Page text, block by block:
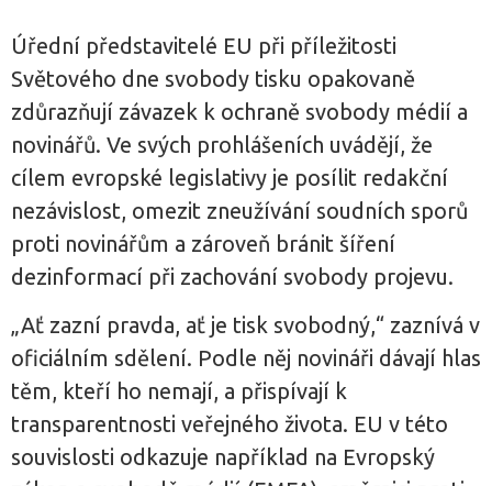
Úřední představitelé EU při příležitosti
Světového dne svobody tisku opakovaně
zdůrazňují závazek k ochraně svobody médií a
novinářů. Ve svých prohlášeních uvádějí, že
cílem evropské legislativy je posílit redakční
nezávislost, omezit zneužívání soudních sporů
proti novinářům a zároveň bránit šíření
dezinformací při zachování svobody projevu.
„Ať zazní pravda, ať je tisk svobodný,“ zaznívá v
oficiálním sdělení. Podle něj novináři dávají hlas
těm, kteří ho nemají, a přispívají k
transparentnosti veřejného života. EU v této
souvislosti odkazuje například na Evropský